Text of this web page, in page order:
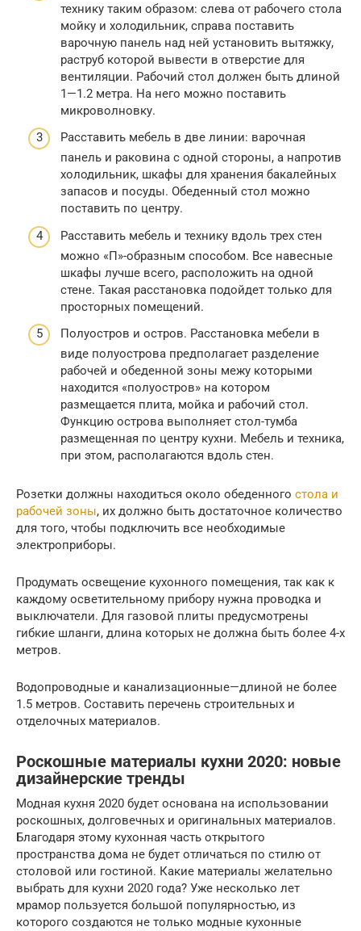
технику таким образом: слева от рабочего стола
мойку и холодильник, справа поставить
варочную панель над ней установить вытяжку,
раструб которой вывести в отверстие для
вентиляции. Рабочий стол должен быть длиной
1—1.2 метра. На него можно поставить
микроволновку.
Расставить мебель в две линии: варочная
панель и раковина с одной стороны, а напротив
холодильник, шкафы для хранения бакалейных
запасов и посуды. Обеденный стол можно
поставить по центру.
Расставить мебель и технику вдоль трех стен
можно «П»-образным способом. Все навесные
шкафы лучше всего, расположить на одной
стене. Такая расстановка подойдет только для
просторных помещений.
Полуостров и остров. Расстановка мебели в
виде полуострова предполагает разделение
рабочей и обеденной зоны межу которыми
находится «полуостров» на котором
размещается плита, мойка и рабочий стол.
Функцию острова выполняет стол-тумба
размещенная по центру кухни. Мебель и техника,
при этом, располагаются вдоль стен.
Розетки должны находиться около обеденного стола и
рабочей зоны, их должно быть достаточное количество
для того, чтобы подключить все необходимые
электроприборы.
Продумать освещение кухонного помещения, так как к
каждому осветительному прибору нужна проводка и
выключатели. Для газовой плиты предусмотрены
гибкие шланги, длина которых не должна быть более 4-х
метров.
Водопроводные и канализационные—длиной не более
1.5 метров. Составить перечень строительных и
отделочных материалов.
Роскошные материалы кухни 2020: новые
дизайнерские тренды
Модная кухня 2020 будет основана на использовании
роскошных, долговечных и оригинальных материалов.
Благодаря этому кухонная часть открытого
пространства дома не будет отличаться по стилю от
столовой или гостиной. Какие материалы желательно
выбрать для кухни 2020 года? Уже несколько лет
мрамор пользуется большой популярностью, из
которого создаются не только модные кухонные